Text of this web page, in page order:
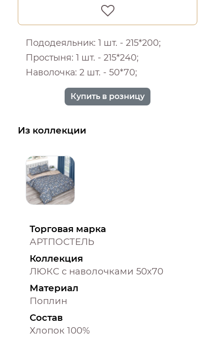
Пододеяльник: 1 шт. - 215*200;
Простыня: 1 шт. - 215*240;
Наволочка: 2 шт. - 50*70;
Купить в розницу
Из коллекции
Торговая марка
АРТПОСТЕЛЬ
Коллекция
ЛЮКС с наволочками 50х70
Материал
Поплин
Состав
Хлопок 100%